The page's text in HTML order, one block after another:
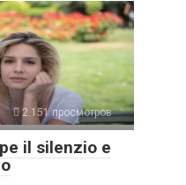
2.151 просмотров
il silenzio e